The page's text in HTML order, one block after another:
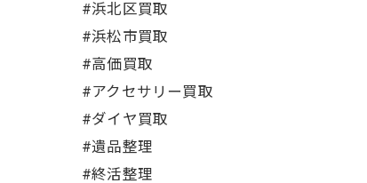
#浜北区買取
#浜松市買取
#高価買取
#アクセサリー買取
#ダイヤ買取
#遺品整理
#終活整理